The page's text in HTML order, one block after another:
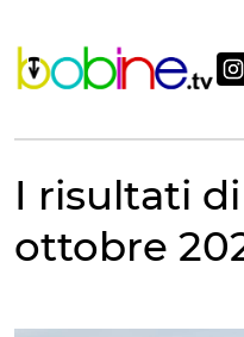
contenuto
I risultati
ottobre